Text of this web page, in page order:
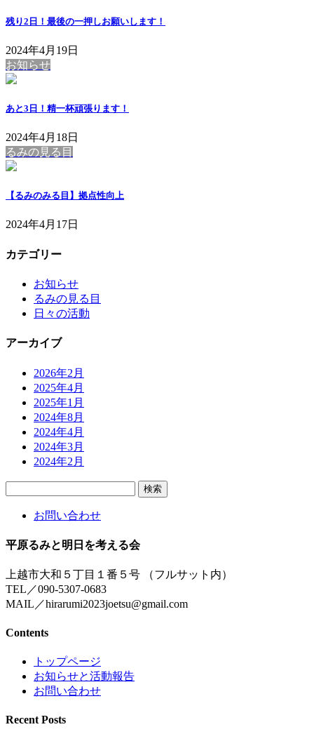
残り2日！最後の一押しお願いします！
2024年4月19日
お知らせ
あと3日！精一杯頑張ります！
2024年4月18日
るみの見る目
【るみのみる目】拠点性向上
2024年4月17日
カテゴリー
お知らせ
るみの見る目
日々の活動
アーカイブ
2026年2月
2025年4月
2025年1月
2024年8月
2024年4月
2024年3月
2024年2月
お問い合わせ
平原るみと明日を考える会
上越市大和５丁目１番５号 （フルサット内）
TEL／090-5307-0683
MAIL／hirarumi2023joetsu@gmail.com
Contents
トップページ
お知らせと活動報告
お問い合わせ
Recent Posts